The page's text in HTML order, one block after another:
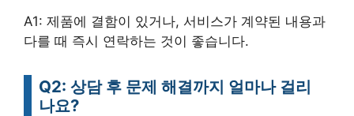
A1: 제품에 결함이 있거나, 서비스가 계약된 내용과
다를 때 즉시 연락하는 것이 좋습니다.
Q2: 상담 후 문제 해결까지 얼마나 걸리
나요?